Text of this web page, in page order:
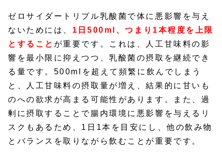
ゼロサイダートリプル乳酸菌で体に悪影響を与え
ないためには、 1日500ml、つまり1本程度を上限
とすること が重要です。これは、人工甘味料の影
響を最小限に抑えつつ、乳酸菌の摂取を継続でき
る量です。500mlを超えて頻繁に飲んでしまう
と、人工甘味料の摂取量が増え、結果的に甘いも
のへの欲求が高まる可能性があります。また、過
剰に摂取することで腸内環境に悪影響を与えるリ
スクもあるため、1日1本を目安にし、他の飲み物
とバランスを取りながら飲むことが重要です。